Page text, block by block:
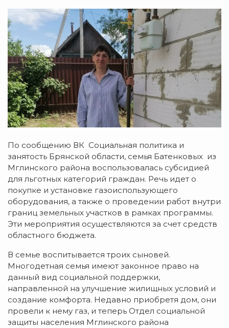
По сообщению ВК Социальная политика и
занятость Брянской области, семья Батенковых из
Мглинского района воспользовалась субсидией
для льготных категорий граждан. Речь идет о
покупке и установке газоиспользующего
оборудования, а также о проведении работ внутри
границ земельных участков в рамках программы.
Эти мероприятия осуществляются за счет средств
областного бюджета.
В семье воспитывается троих сыновей.
Многодетная семья имеют законное право на
данный вид социальной поддержки,
направленной на улучшение жилищных условий и
создание комфорта. Недавно приобретя дом, они
провели к нему газ, и теперь Отдел социальной
защиты населения Мглинского района